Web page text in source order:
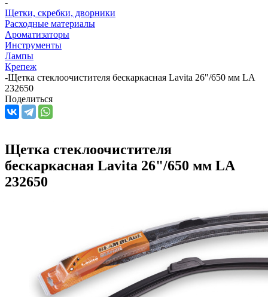
Щетки, скребки, дворники
Расходные материалы
Ароматизаторы
Инструменты
Лампы
Крепеж
-Щетка стеклоочистителя бескаркасная Lavita 26"/650 мм LA
232650
Поделиться
Щетка стеклоочистителя
бескаркасная Lavita 26"/650 мм LA
232650